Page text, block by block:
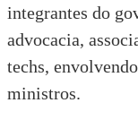
integrantes do
advocacia,
techs,
ministros.